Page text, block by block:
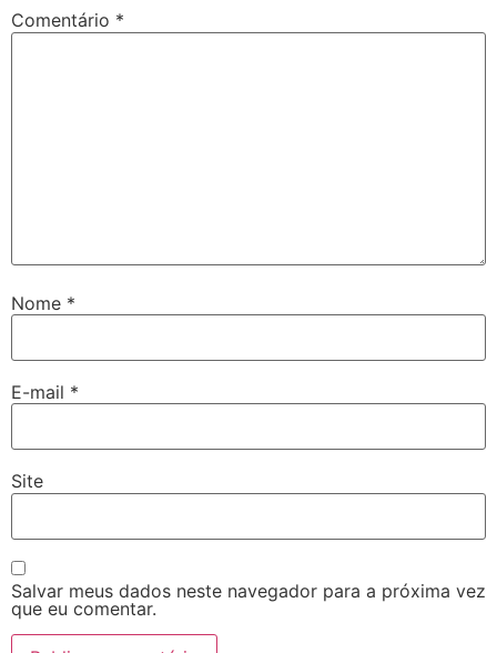
Comentário *
Nome *
E-mail *
Site
Salvar meus dados neste navegador para a próxima vez
que eu comentar.